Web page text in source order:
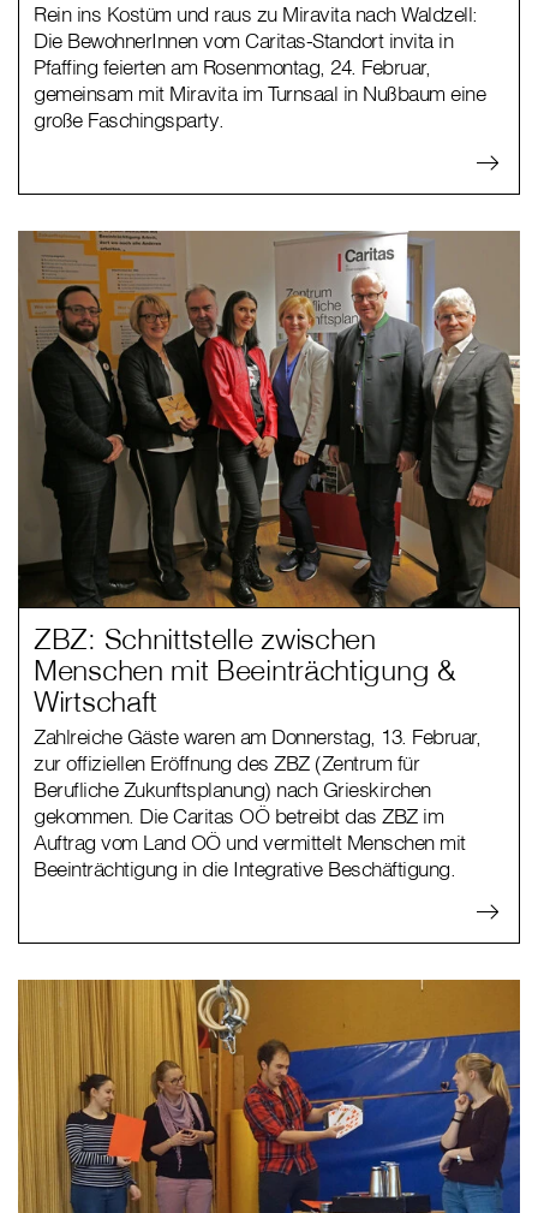
Rein ins Kostüm und raus zu Miravita nach Waldzell:
Die BewohnerInnen vom Caritas-Standort invita in
Pfaffing feierten am Rosenmontag, 24. Februar,
gemeinsam mit Miravita im Turnsaal in Nußbaum eine
große Faschingsparty.
ZBZ: Schnittstelle zwischen
Menschen mit Beeinträchtigung &
Wirtschaft
Zahlreiche Gäste waren am Donnerstag, 13. Februar,
zur offiziellen Eröffnung des ZBZ (Zentrum für
Berufliche Zukunftsplanung) nach Grieskirchen
gekommen. Die Caritas OÖ betreibt das ZBZ im
Auftrag vom Land OÖ und vermittelt Menschen mit
Beeinträchtigung in die Integrative Beschäftigung.